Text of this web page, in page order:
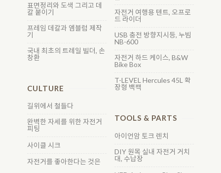
표면정리와 도색 그리고 데
칼 붙이기
프레임 데칼과 엠블럼 제작
기
국내 최초의 트레일 빌더, 손
창환
CULTURE
길위에서 철들다
완벽한 자세를 위한 자전거
피팅
사이클 시크
자전거를 좋아한다는 것은
자전거 여행용 텐트, 오프로
드 라이더
USB 충전 방향지시등, 누빔
NB-600
자전거 하드 케이스, B&W
Bike Box
T-LEVEL Hercules 45L 확
장형 백팩
TOOLS & PARTS
아이언암 토크 렌치
DIY 원목 실내 자전거 거치
대, 수납장